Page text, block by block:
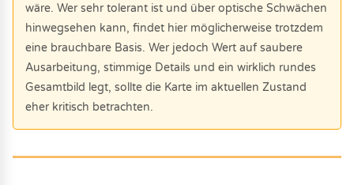
wäre. Wer sehr tolerant ist und über optische Schwächen
hinwegsehen kann, findet hier möglicherweise trotzdem
eine brauchbare Basis. Wer jedoch Wert auf saubere
Ausarbeitung, stimmige Details und ein wirklich rundes
Gesamtbild legt, sollte die Karte im aktuellen Zustand
eher kritisch betrachten.